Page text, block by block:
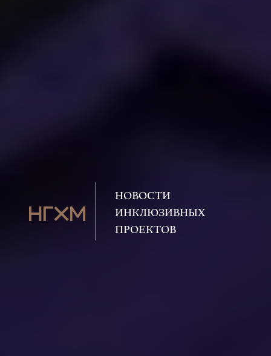
НОВОСТИ
ИНКЛЮЗИВНЫХ
ПРОЕКТОВ